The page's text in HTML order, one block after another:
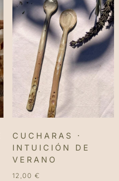
CUCHARAS ·
INTUICIÓN DE
VERANO
12,00 €